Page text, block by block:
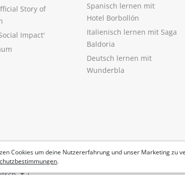
Cookies um deine Nutzererfahrung und unser Marketing zu
.
Story of
Impact'
Spanisch lernen mit
Hotel Borbollón
Italienisch lernen mit Saga
Baldoria
Deutsch lernen mit
Wunderbla